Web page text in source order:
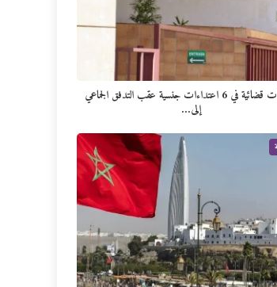
تحقيقات قضائية في 6 اعتداءات جنسية عقب التدفق الجماعي
إلى…